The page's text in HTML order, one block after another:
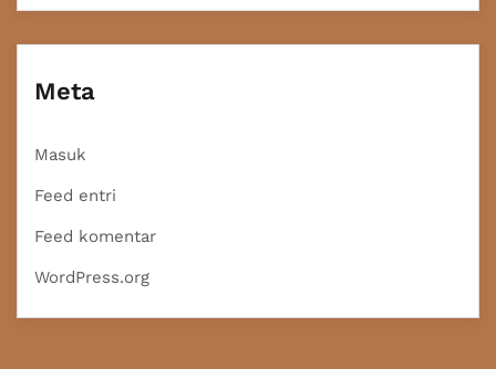
Meta
Masuk
Feed entri
Feed komentar
WordPress.org